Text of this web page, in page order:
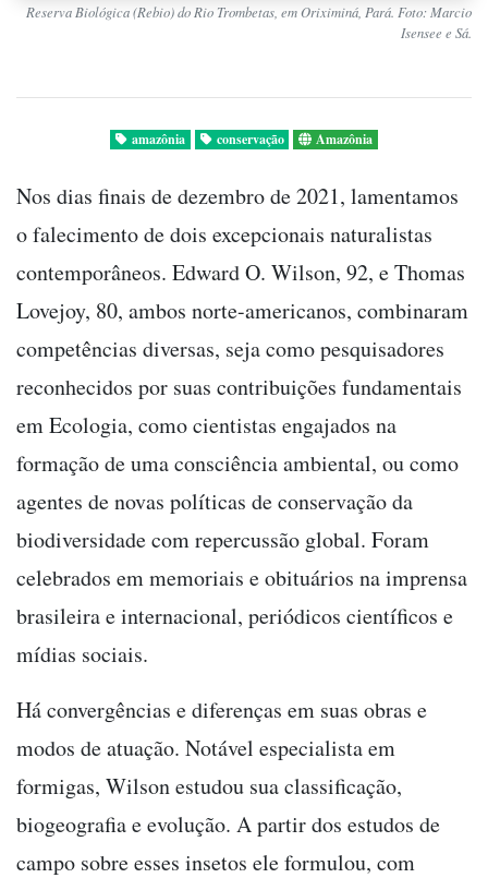
Reserva Biológica (Rebio) do Rio Trombetas, em Oriximiná, Pará. Foto: Marcio
Isensee e Sá.
amazônia conservação Amazônia
Nos dias finais de dezembro de 2021, lamentamos
o falecimento de dois excepcionais naturalistas
contemporâneos. Edward O. Wilson, 92, e Thomas
Lovejoy, 80, ambos norte-americanos, combinaram
competências diversas, seja como pesquisadores
reconhecidos por suas contribuições fundamentais
em Ecologia, como cientistas engajados na
formação de uma consciência ambiental, ou como
agentes de novas políticas de conservação da
biodiversidade com repercussão global. Foram
celebrados em memoriais e obituários na imprensa
brasileira e internacional, periódicos científicos e
mídias sociais.
Há convergências e diferenças em suas obras e
modos de atuação. Notável especialista em
formigas, Wilson estudou sua classificação,
biogeografia e evolução. A partir dos estudos de
campo sobre esses insetos ele formulou, com